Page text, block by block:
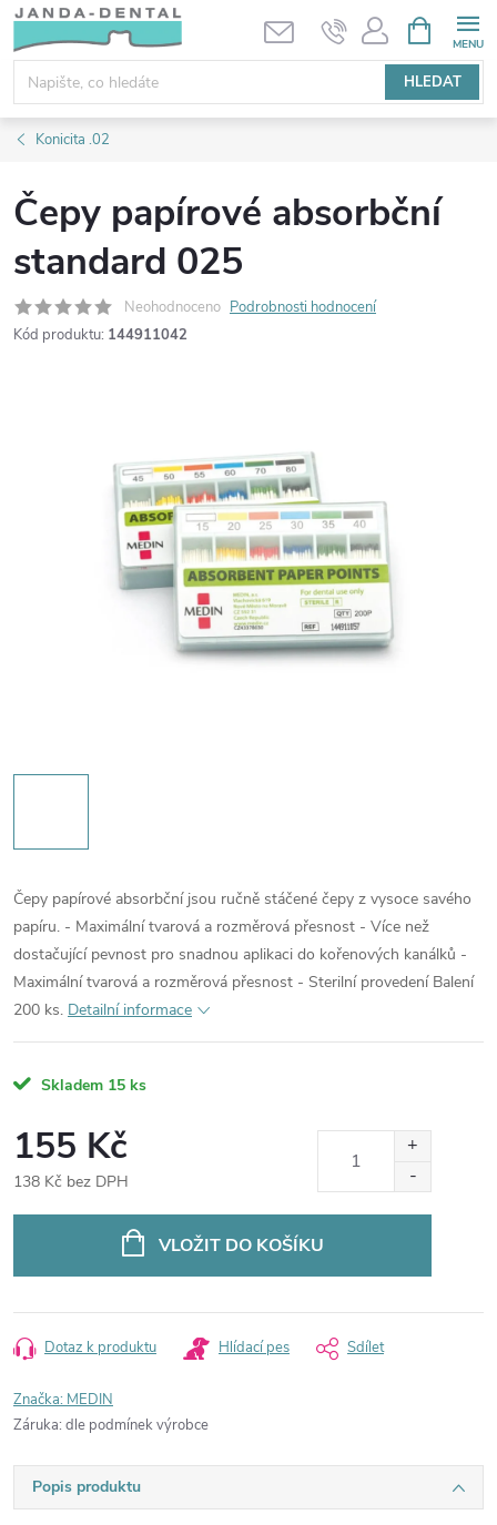
Přejít
obsah
HLEDAT
NÁKUPNÍ
KOŠÍK
Konicita .02
Čepy papírové absorbční
standard 025
Neohodnoceno Podrobnosti hodnocení
Kód produktu: 144911042
Čepy papírové absorbční jsou ručně stáčené čepy z vysoce savého
papíru. - Maximální tvarová a rozměrová přesnost - Více než
dostačující pevnost pro snadnou aplikaci do kořenových kanálků -
Maximální tvarová a rozměrová přesnost - Sterilní provedení Balení
200 ks. Detailní informace
Skladem 15 ks
155 Kč
138 Kč bez DPH
VLOŽIT DO KOŠÍKU
Dotaz k produktu Hlídací pes Sdílet
Značka: MEDIN
Záruka: dle podmínek výrobce
Popis produktu